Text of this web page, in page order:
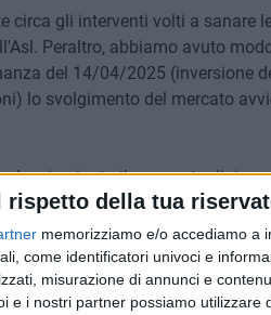
rispetto della tua
memorizziamo e/o accediamo a
come identificatori univoci e
misurazione di annunci e
e i nostri partner possiamo utilizzare
circa gli interventi volti a sanare
Peraltro, abbiamo avuto
del 14/04/2025 (inversione
lo svolgimento del mercato
sia giunto il momento di
di via Rossini per le ragioni più
e rilanciate in occasione del sit-
Del sit-in è stata data